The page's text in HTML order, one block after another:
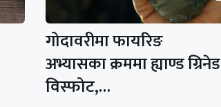
गोदावरीमा फायरिङ
अभ्यासका क्रममा ह्याण्ड ग्रिनेड
विस्फोट,…